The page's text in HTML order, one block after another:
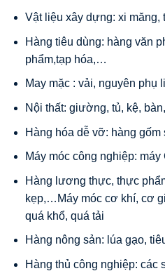
Vật liệu xây dựng: xi măng,
Hàng tiêu dùng: hàng văn
phẩm,tạp hóa,…
May mặc : vải, nguyên phụ
Nội thất: giường, tủ, kệ,
Hàng hóa dễ vỡ: hàng
Máy móc công nghiệp:
Hàng lương thực, thực
kẹp,…Máy móc cơ khí, cơ
quá khổ, quá tải
Hàng nông sản: lúa gạo,
Hàng thủ công nghiệp: các